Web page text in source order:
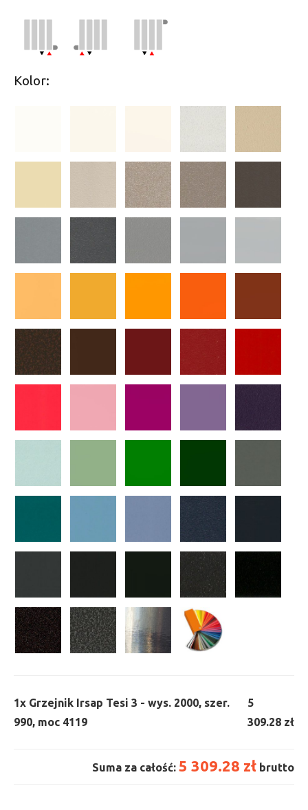
Kolor:
1x Grzejnik Irsap Tesi 3 - wys. 2000, szer.
990, moc 4119
5
309.28 zł
Suma za całość: 5 309.28 zł brutto